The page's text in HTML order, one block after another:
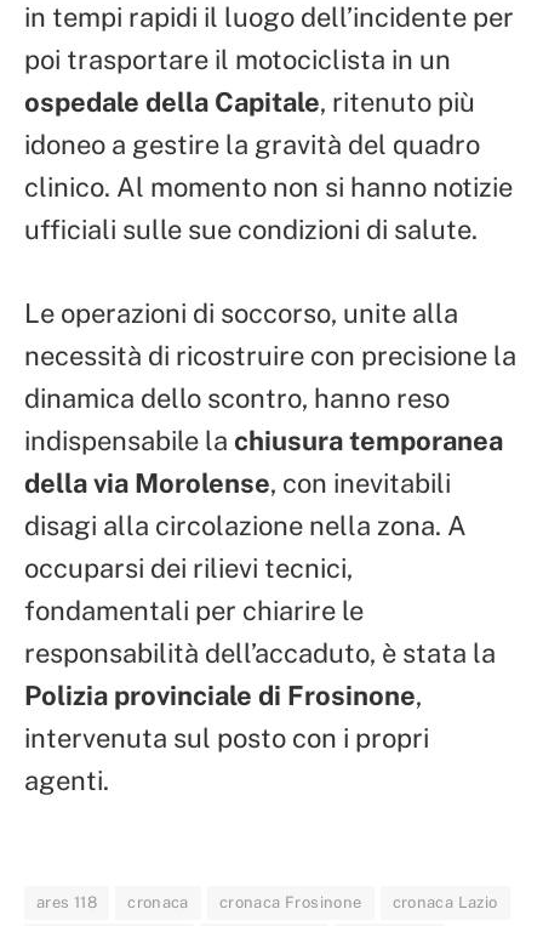
in tempi rapidi il luogo dell’incidente per
poi trasportare il motociclista in un
ospedale della Capitale, ritenuto più
idoneo a gestire la gravità del quadro
clinico. Al momento non si hanno notizie
ufficiali sulle sue condizioni di salute.
Le operazioni di soccorso, unite alla
necessità di ricostruire con precisione la
dinamica dello scontro, hanno reso
indispensabile la chiusura temporanea
della via Morolense, con inevitabili
disagi alla circolazione nella zona. A
occuparsi dei rilievi tecnici,
fondamentali per chiarire le
responsabilità dell’accaduto, è stata la
Polizia provinciale di Frosinone,
intervenuta sul posto con i propri
agenti.
ares 118 cronaca cronaca Frosinone cronaca Lazio